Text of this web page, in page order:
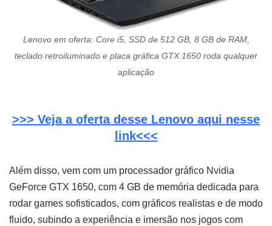
Lenovo em oferta: Core i5, SSD de 512 GB, 8 GB de RAM,
teclado retroiluminado e placa gráfica GTX 1650 roda qualquer
aplicação
>>> Veja a oferta desse Lenovo aqui nesse
link<<<
Além disso, vem com um processador gráfico Nvidia
GeForce GTX 1650, com 4 GB de memória dedicada para
rodar games sofisticados, com gráficos realistas e de modo
fluido, subindo a experiência e imersão nos jogos com